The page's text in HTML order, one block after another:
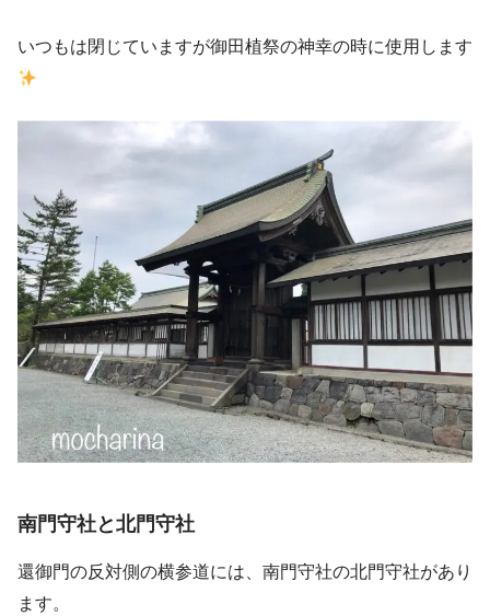
いつもは閉じていますが御田植祭の神幸の時に使用します
南門守社と北門守社
還御門の反対側の横参道には、南門守社の北門守社があり
ます。